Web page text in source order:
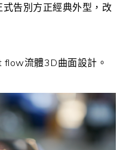
告別方正經典外型，改
流體3D曲面設計。